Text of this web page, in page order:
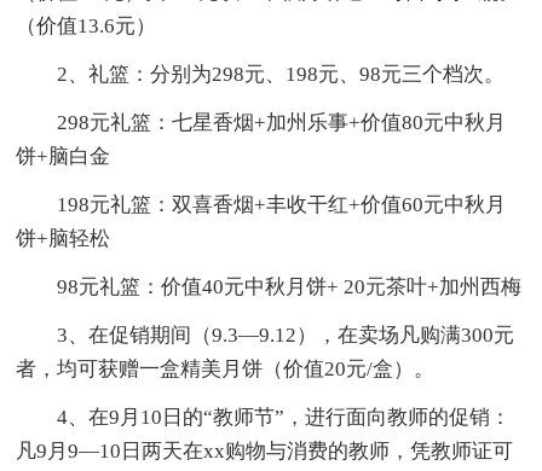
（价值13.6元）
2、礼篮：分别为298元、198元、98元三个档次。
298元礼篮：七星香烟+加州乐事+价值80元中秋月
饼+脑白金
198元礼篮：双喜香烟+丰收干红+价值60元中秋月
饼+脑轻松
98元礼篮：价值40元中秋月饼+ 20元茶叶+加州西梅
3、在促销期间（9.3—9.12），在卖场凡购满300元
者，均可获赠一盒精美月饼（价值20元/盒）。
4、在9月10日的“教师节”，进行面向教师的促销：
凡9月9—10日两天在xx购物与消费的教师，凭教师证可